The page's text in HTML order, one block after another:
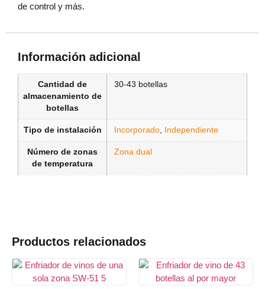
de control y más.
Información adicional
Cantidad de
almacenamiento de
botellas
30-43 botellas
Tipo de instalación Incorporado, Independiente
Número de zonas
de temperatura
Zona dual
Productos relacionados